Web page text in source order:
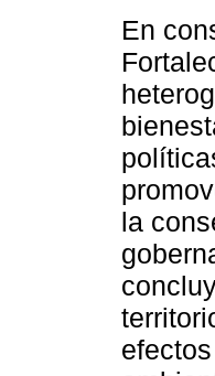
En
la